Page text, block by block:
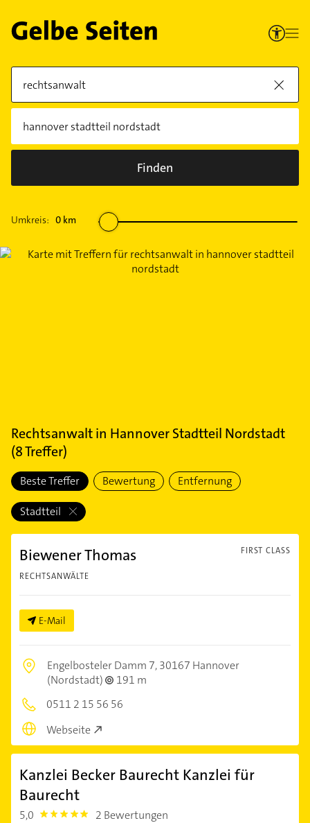
Finden
Umkreis: 0 km
Rechtsanwaltin Hannover Stadtteil Nordstadt
(8Treffer)
Beste Treffer Bewertung Entfernung
Stadtteil
FIRST CLASS
Biewener Thomas
RECHTSANWÄLTE
E-Mail
Engelbosteler Damm 7,30167 Hannover
(Nordstadt)
191 m
0511 2 15 56 56
Webseite
Kanzlei Becker Baurecht Kanzlei für
Baurecht
5,0 5.0 2 Bewertungen